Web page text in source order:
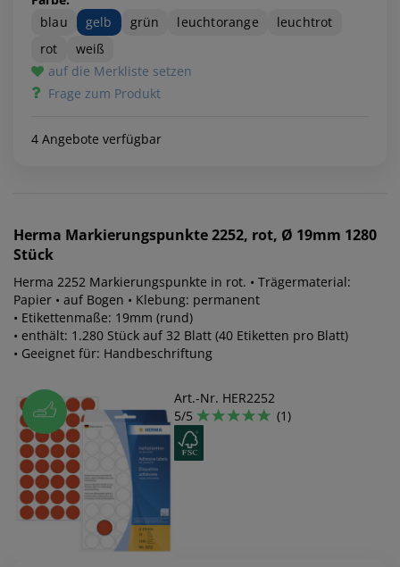
blau
gelb grün leuchtorange
leuchtrot
rot
weiß
auf die Merkliste setzen
Frage zum Produkt
4 Angebote verfügbar
Herma Markierungspunkte 2252, rot, Ø 19mm 1280
Stück
Herma 2252 Markierungspunkte in rot. • Trägermaterial:
Papier • auf Bogen • Klebung: permanent
• Etikettenmaße: 19mm (rund)
• enthält: 1.280 Stück auf 32 Blatt (40 Etiketten pro Blatt)
• Geeignet für: Handbeschriftung
Art.-Nr. HER2252
5/5
(1)